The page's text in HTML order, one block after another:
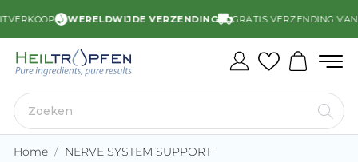
WERELDWIJDE VERZENDING GRATIS VERZENDING
Home NERVE SYSTEM SUPPORT